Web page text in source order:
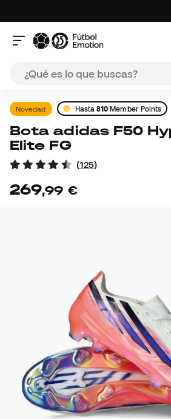
Novedad Hasta810 Member Points
Bota adidas F50 Hyperfast
Elite FG
(125)
269,99 €